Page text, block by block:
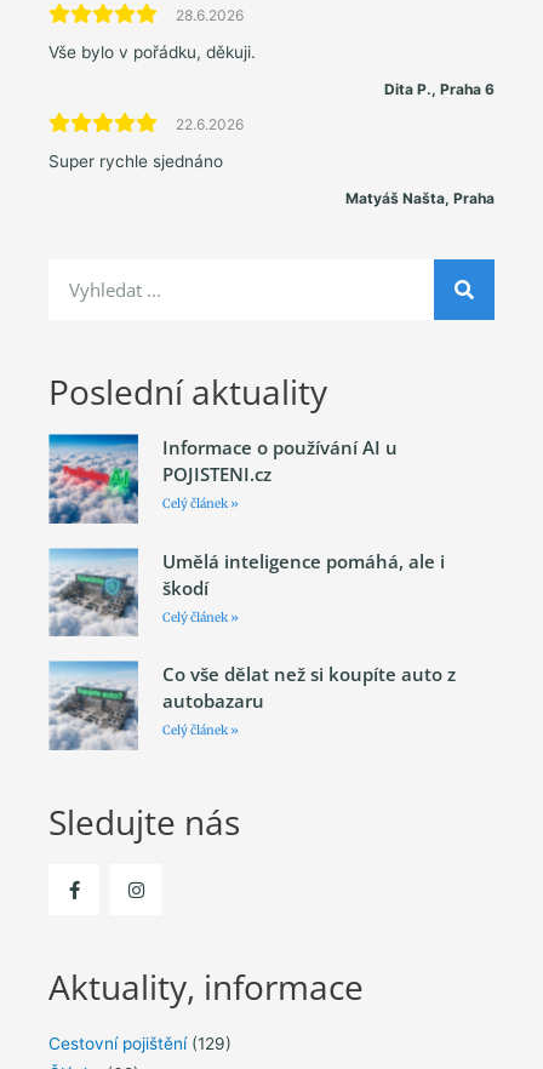
28.6.2026
Vše bylo v pořádku, děkuji.
Dita P., Praha 6
22.6.2026
Super rychle sjednáno
Matyáš Našta, Praha
Poslední aktuality
Informace o používání AI u
POJISTENI.cz
Celý článek »
Umělá inteligence pomáhá, ale i
škodí
Celý článek »
Co vše dělat než si koupíte auto z
autobazaru
Celý článek »
Sledujte nás
Aktuality, informace
Cestovní pojištění(129)